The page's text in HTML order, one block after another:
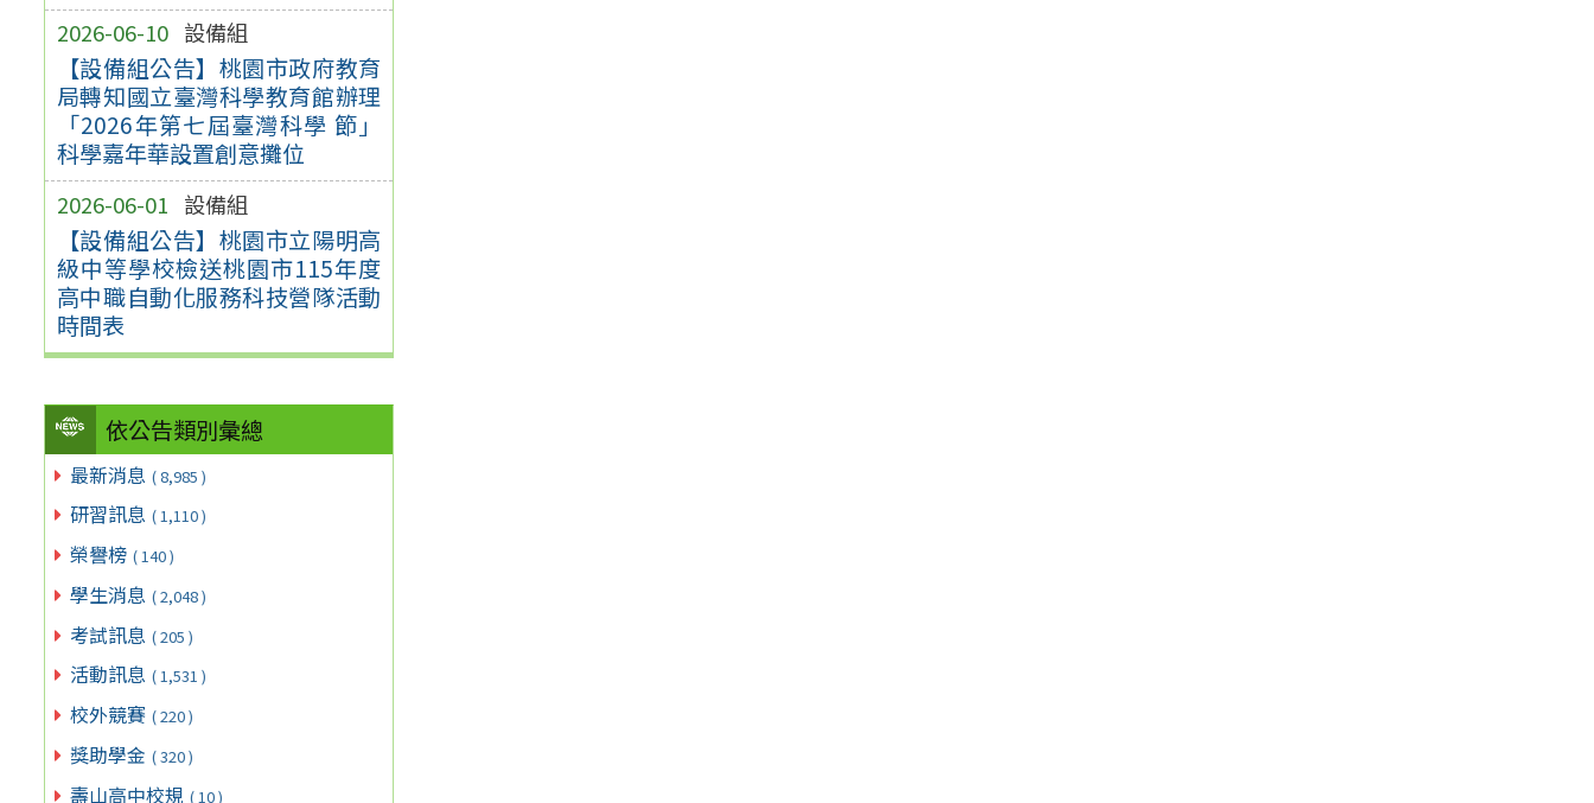
2026-06-10 設備組
【設備組公告】桃園市政府教育
局轉知國立臺灣科學教育館辦理
「2026年第七屆臺灣科學 節」
科學嘉年華設置創意攤位
2026-06-01 設備組
【設備組公告】桃園市立陽明高
級中等學校檢送桃園市115年度
高中職自動化服務科技營隊活動
時間表
依公告類別彙總
最新消息 ( 8,985 )
研習訊息 ( 1,110 )
榮譽榜 ( 140 )
學生消息 ( 2,048 )
考試訊息 ( 205 )
活動訊息 ( 1,531 )
校外競賽 ( 220 )
獎助學金 ( 320 )
壽山高中校規 ( 10 )